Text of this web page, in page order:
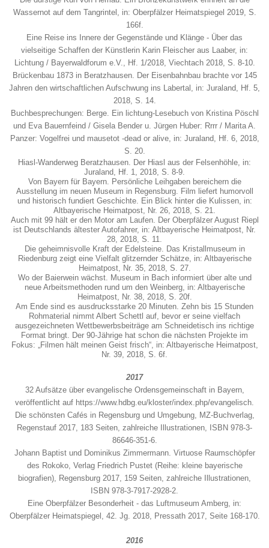
Wassernot auf dem Tangrintel, in: Oberpfälzer Heimatspiegel 2019, S.
166f.
Eine Reise ins Innere der Gegenstände und Klänge - Über das
vielseitige Schaffen der Künstlerin Karin Fleischer aus Laaber, in:
Lichtung / Bayerwaldforum e.V., Hf. 1/2018, Viechtach 2018, S. 8-10.
Brückenbau 1873 in Beratzhausen. Der Eisenbahnbau brachte vor 145
Jahren den wirtschaftlichen Aufschwung ins Labertal, in: Juraland, Hf. 5,
2018, S. 14.
Buchbesprechungen: Berge. Ein lichtung-Lesebuch von Kristina Pöschl
und Eva Bauernfeind / Gisela Bender u. Jürgen Huber: Rrrr / Marita A.
Panzer: Vogelfrei und mausetot -dead or alive, in: Juraland, Hf. 6, 2018,
S. 20.
Hiasl-Wanderweg Beratzhausen. Der Hiasl aus der Felsenhöhle, in:
Juraland, Hf. 1, 2018, S. 8-9.
Von Bayern für Bayern. Persönliche Leihgaben bereichern die
Ausstellung im neuen Museum in Regensburg. Film liefert humorvoll
und historisch fundiert Geschichte. Ein Blick hinter die Kulissen, in:
Altbayerische Heimatpost, Nr. 26, 2018, S. 21.
Auch mit 99 hält er den Motor am Laufen. Der Oberpfälzer August Riepl
ist Deutschlands ältester Autofahrer, in: Altbayerische Heimatpost, Nr.
28, 2018, S. 11.
Die geheimnisvolle Kraft der Edelsteine. Das Kristallmuseum in
Riedenburg zeigt eine Vielfalt glitzernder Schätze, in: Altbayerische
Heimatpost, Nr. 35, 2018, S. 27.
Wo der Baierwein wächst. Museum in Bach informiert über alte und
neue Arbeitsmethoden rund um den Weinberg, in: Altbayerische
Heimatpost, Nr. 38, 2018, S. 20f.
Am Ende sind es ausdrucksstarke 20 Minuten. Zehn bis 15 Stunden
Rohmaterial nimmt Albert Schettl auf, bevor er seine vielfach
ausgezeichneten Wettbewerbsbeiträge am Schneidetisch ins richtige
Format bringt. Der 90-Jährige hat schon die nächsten Projekte im
Fokus: „Filmen hält meinen Geist frisch“, in: Altbayerische Heimatpost,
Nr. 39, 2018, S. 6f.
2017
32 Aufsätze über evangelische Ordensgemeinschaft in Bayern,
veröffentlicht auf https://www.hdbg.eu/kloster/index.php/evangelisch.
Die schönsten Cafés in Regensburg und Umgebung, MZ-Buchverlag,
Regenstauf 2017, 183 Seiten, zahlreiche Illustrationen, ISBN 978-3-
86646-351-6.
Johann Baptist und Dominikus Zimmermann. Virtuose Raumschöpfer
des Rokoko, Verlag Friedrich Pustet (Reihe: kleine bayerische
biografien), Regensburg 2017, 159 Seiten, zahlreiche Illustrationen,
ISBN 978-3-7917-2928-2.
Eine Oberpfälzer Besonderheit - das Luftmuseum Amberg, in:
Oberpfälzer Heimatspiegel, 42. Jg. 2018, Pressath 2017, Seite 168-170.
2016